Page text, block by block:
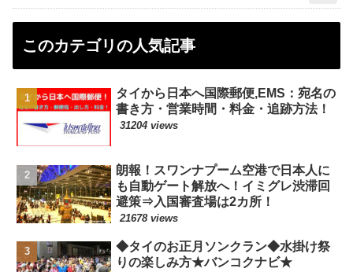
このカテゴリの人気記事
タイから日本へ国際郵便,EMS：宛名の
書き方・営業時間・料金・追跡方法！
31204 views
朗報！スワンナプーム空港で日本人に
も自動ゲート解放へ！イミグレ渋滞回
避策⇒入国審査場は2カ所！
21678 views
◆タイのお正月ソンクラン◆水掛け祭
りの楽しみ方★バンコクナビ★